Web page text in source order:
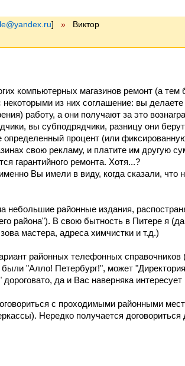
] » Виктор
компьютерных магазинов ремонт (а тем
из них соглашение: вы
работу, а они получают за это
вы субподрядчики, разницу они
определенный процент (или
свою рекламу, и платите им другую
гарантийного ремонта. Хотя...?
Вы имели в виду, когда сказали, что
небольшие районные издания,
района"). В свою бытность в Питере я
мастера, адреса химчистки и т.д.)
районных телефонных справочников
"Алло! Петербург!", может
да и Вас наверняка
с проходимыми районными
Нередко получается